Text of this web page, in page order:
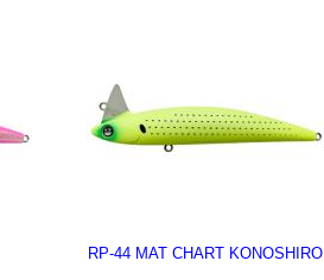
RP-44 MAT CHART KONOSHIRO